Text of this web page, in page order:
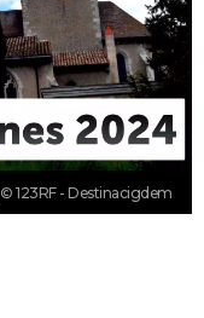
© 123RF - Destinacigdem